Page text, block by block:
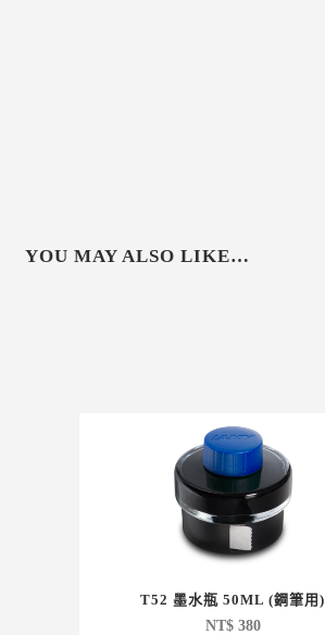
YOU MAY ALSO LIKE…
T52 墨水瓶 50ML (鋼筆用)
NT$380